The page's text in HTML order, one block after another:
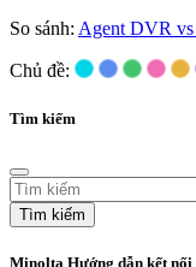
So sánh: Agent DVR
Chủ đề:
Tìm kiếm
Tìm kiếm
Minolta Hướng dẫn kết nối